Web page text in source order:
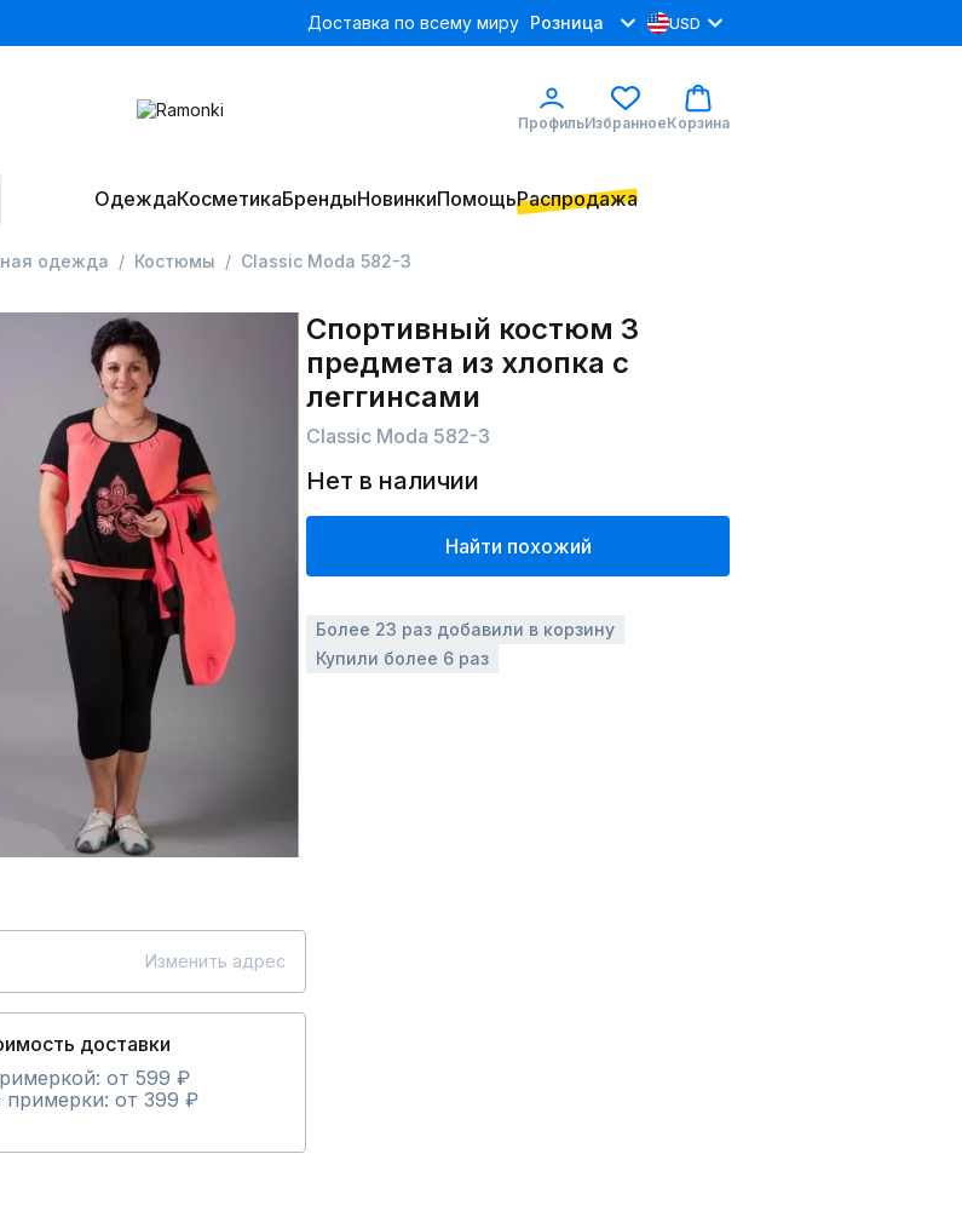
Доставка по всему миру Розница USD
ПрофильИзбранноеКорзина
ОдеждаКосметикаБрендыНовинкиПомощьРаспродажа
одежда Костюмы Classic Moda 582-3
Изменить адрес
доставки
от 599 ₽
примерки: от 399 ₽
Спортивный костюм 3
предмета из хлопка с
леггинсами
Classic Moda 582-3
Нет в наличии
Найти похожий
Более 23 раз добавили в корзину
Купили более 6 раз